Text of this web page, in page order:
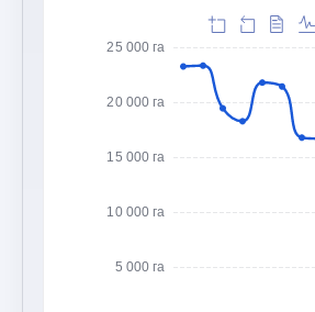
5 000 га
10 000 га
15 000 га
20 000 га
25 000 га